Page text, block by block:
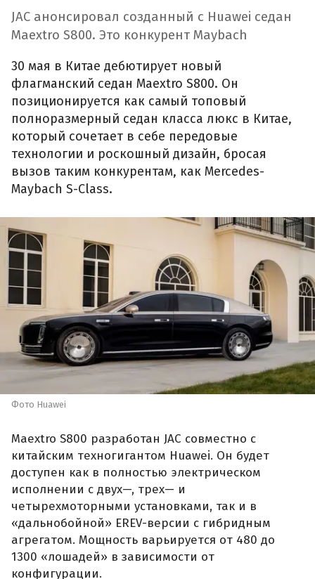
JAC анонсировал созданный с Huawei седан
Maextro S800. Это конкурент Maybach
30 мая в Китае дебютирует новый
флагманский седан Maextro S800. Он
позиционируется как самый топовый
полноразмерный седан класса люкс в Китае,
который сочетает в себе передовые
технологии и роскошный дизайн, бросая
вызов таким конкурентам, как Mercedes-
Maybach S-Class.
Фото Huawei
Maextro S800 разработан JAC совместно с
китайским техногигантом Huawei. Он будет
доступен как в полностью электрическом
исполнении с двух—, трех— и
четырехмоторными установками, так и в
«дальнобойной» EREV-версии с гибридным
агрегатом. Мощность варьируется от 480 до
1300 «лошадей» в зависимости от
конфигурации.